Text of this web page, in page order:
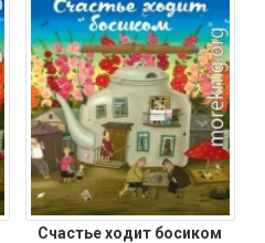
Счастье ходит босиком